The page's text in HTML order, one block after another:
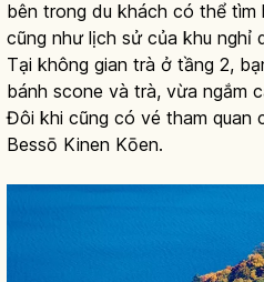
bên trong du khách có thể tìm
cũng như lịch sử của khu nghỉ
Tại không gian trà ở tầng 2,
bánh scone và trà, vừa ngắm
Đôi khi cũng có vé tham quan
Bessō Kinen Kōen.